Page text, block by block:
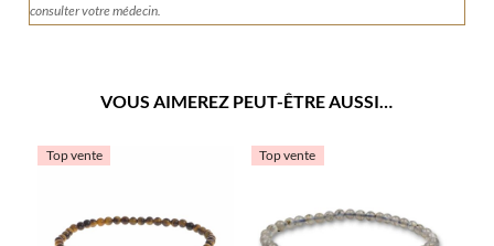
consulter votre médecin.
VOUS AIMEREZ PEUT-ÊTRE AUSSI…
Top vente Top vente